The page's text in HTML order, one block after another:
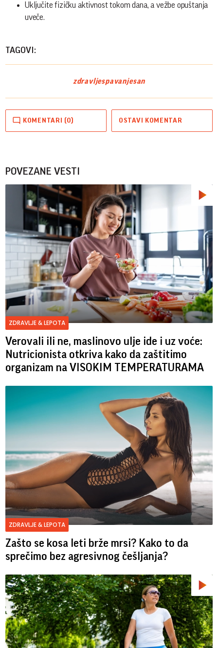
Uključite fizičku aktivnost tokom dana, a vežbe opuštanja
uveče.
TAGOVI:
zdravljespavanjesan
KOMENTARI (0) OSTAVI KOMENTAR
POVEZANE VESTI
ZDRAVLJE & LEPOTA
Verovali ili ne, maslinovo ulje ide i uz voće:
Nutricionista otkriva kako da zaštitimo
organizam na VISOKIM TEMPERATURAMA
ZDRAVLJE & LEPOTA
Zašto se kosa leti brže mrsi? Kako to da
sprečimo bez agresivnog češljanja?